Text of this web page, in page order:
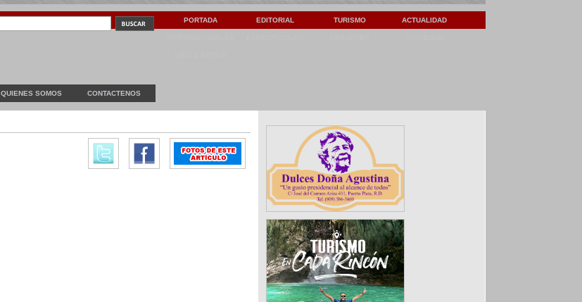
QUIENES SOMOS CONTACTENOS
PORTADA EDITORIAL TURISMO ACTUALIDAD